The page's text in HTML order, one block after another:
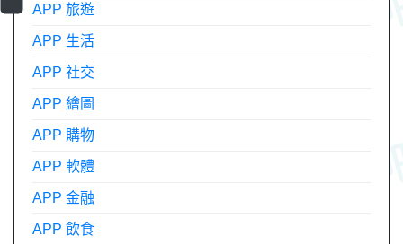
APP 旅遊
APP 生活
APP 社交
APP 繪圖
APP 購物
APP 軟體
APP 金融
APP 飲食